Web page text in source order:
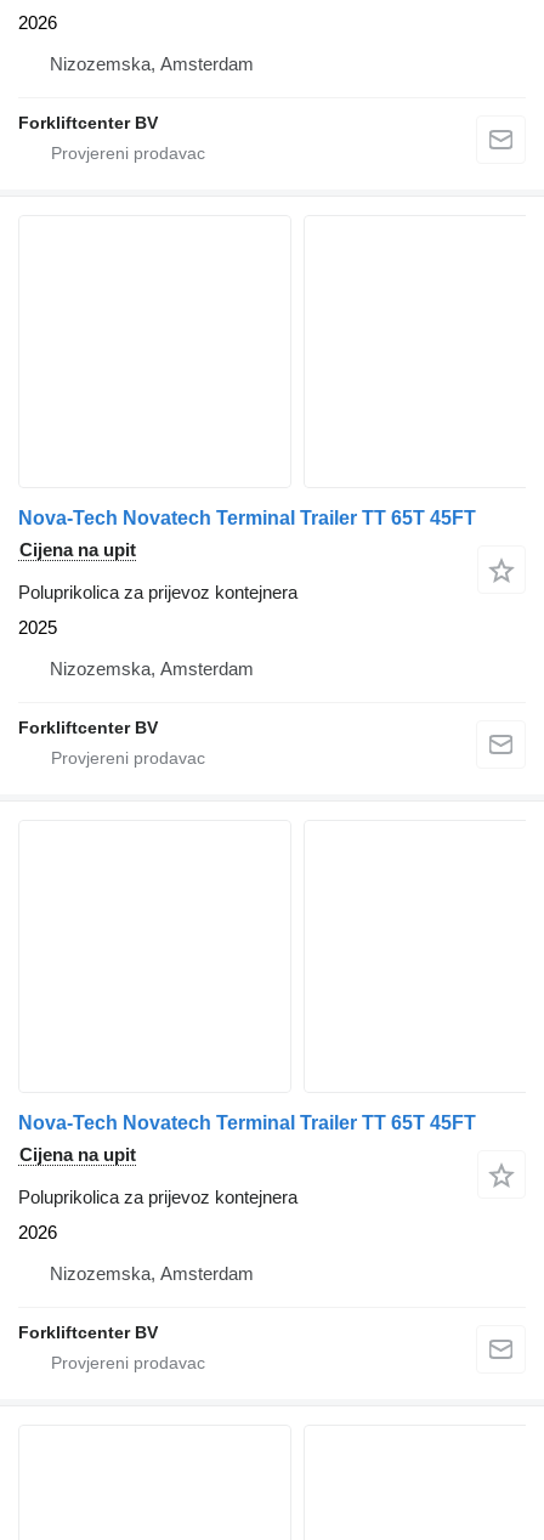
2026
Nizozemska, Amsterdam
Forkliftcenter BV
Nova-Tech Novatech Terminal Trailer TT 65T 45FT
Cijena na upit
Poluprikolica za prijevoz kontejnera
2025
Nizozemska, Amsterdam
Forkliftcenter BV
Nova-Tech Novatech Terminal Trailer TT 65T 45FT
Cijena na upit
Poluprikolica za prijevoz kontejnera
2026
Nizozemska, Amsterdam
Forkliftcenter BV